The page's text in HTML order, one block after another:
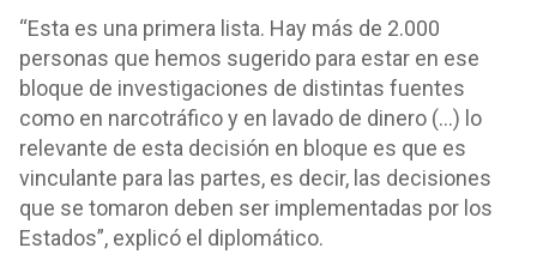
“Esta es una primera lista. Hay más de 2.000
personas que hemos sugerido para estar en ese
bloque de investigaciones de distintas fuentes
como en narcotráfico y en lavado de dinero (…) lo
relevante de esta decisión en bloque es que es
vinculante para las partes, es decir, las decisiones
que se tomaron deben ser implementadas por los
Estados”, explicó el diplomático.